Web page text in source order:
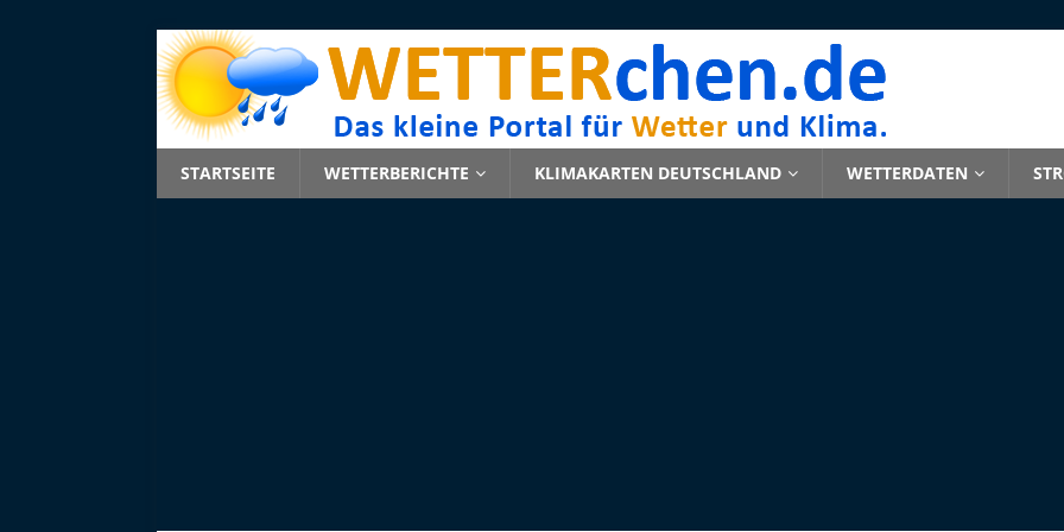
STARTSEITE WETTERBERICHTE KLIMAKARTEN DEUTSCHLAND WETTERDATEN